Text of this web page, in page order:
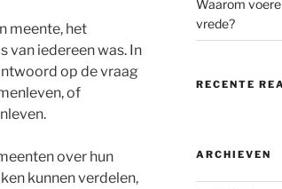
meente, het
van iedereen was. In
op de vraag
of
over hun
kunnen verdelen,
Waarom
vrede?
RECENTE
ARCHIEVEN